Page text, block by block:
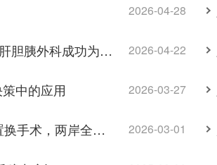
2026-04-28
2026-04-22
腹壁破溃流脓，竟是肝脏"穿孔"？我院肝胆胰外科成功为高危患者实施左半肝切除术
2026-03-27
中的应用
2026-03-01
台心六科MDT协作｜台商家人髋关节置换手术，两岸全流程保驾护航